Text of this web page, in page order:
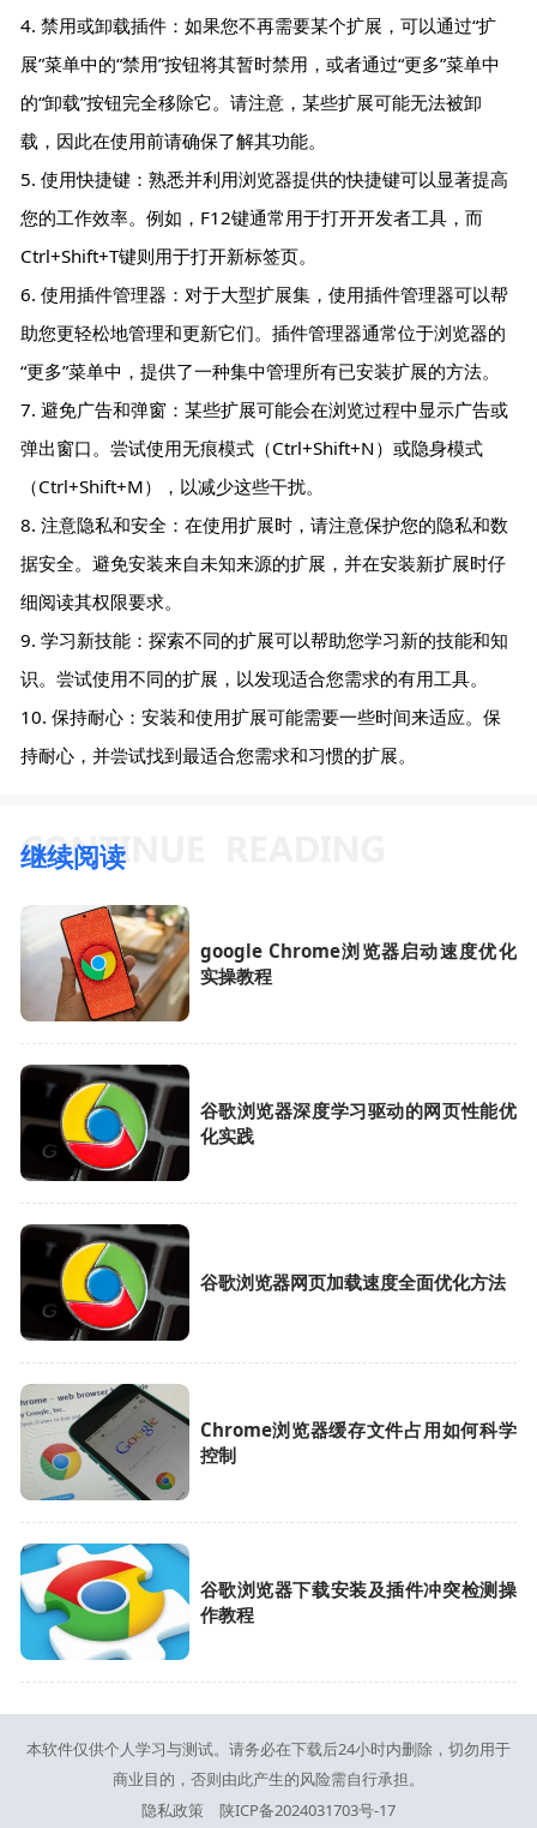
4. 禁用或卸载插件：如果您不再需要某个扩展，可以通过“扩
展”菜单中的“禁用”按钮将其暂时禁用，或者通过“更多”菜单中
的“卸载”按钮完全移除它。请注意，某些扩展可能无法被卸
载，因此在使用前请确保了解其功能。
5. 使用快捷键：熟悉并利用浏览器提供的快捷键可以显著提高
您的工作效率。例如，F12键通常用于打开开发者工具，而
Ctrl+Shift+T键则用于打开新标签页。
6. 使用插件管理器：对于大型扩展集，使用插件管理器可以帮
助您更轻松地管理和更新它们。插件管理器通常位于浏览器的
“更多”菜单中，提供了一种集中管理所有已安装扩展的方法。
7. 避免广告和弹窗：某些扩展可能会在浏览过程中显示广告或
弹出窗口。尝试使用无痕模式（Ctrl+Shift+N）或隐身模式
（Ctrl+Shift+M），以减少这些干扰。
8. 注意隐私和安全：在使用扩展时，请注意保护您的隐私和数
据安全。避免安装来自未知来源的扩展，并在安装新扩展时仔
细阅读其权限要求。
9. 学习新技能：探索不同的扩展可以帮助您学习新的技能和知
识。尝试使用不同的扩展，以发现适合您需求的有用工具。
10. 保持耐心：安装和使用扩展可能需要一些时间来适应。保
持耐心，并尝试找到最适合您需求和习惯的扩展。
继续阅读
google Chrome浏览器启动速度优化
实操教程
谷歌浏览器深度学习驱动的网页性能优
化实践
谷歌浏览器网页加载速度全面优化方法
Chrome浏览器缓存文件占用如何科学
控制
谷歌浏览器下载安装及插件冲突检测操
作教程
本软件仅供个人学习与测试。请务必在下载后24小时内删除，切勿用于
商业目的，否则由此产生的风险需自行承担。
隐私政策
陕ICP备2024031703号-17